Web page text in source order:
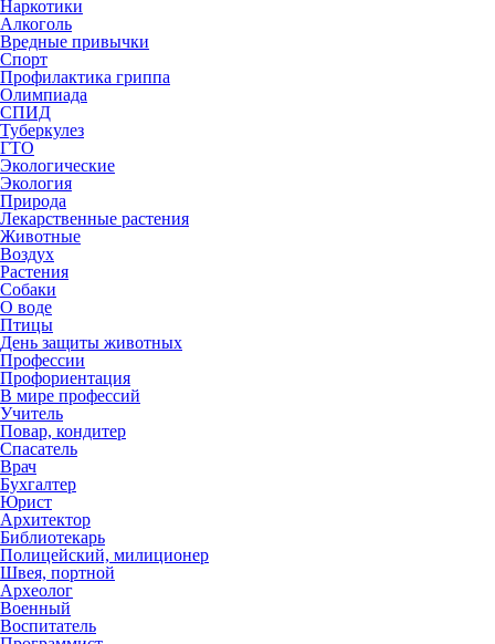
Наркотики
Алкоголь
Вредные привычки
Спорт
Профилактика гриппа
Олимпиада
СПИД
Туберкулез
ГТО
Экологические
Экология
Природа
Лекарственные растения
Животные
Воздух
Растения
Собаки
О воде
Птицы
День защиты животных
Профессии
Профориентация
В мире профессий
Учитель
Повар, кондитер
Спасатель
Врач
Бухгалтер
Юрист
Архитектор
Библиотекарь
Полицейский, милиционер
Швея, портной
Археолог
Военный
Воспитатель